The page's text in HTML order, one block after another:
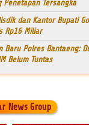
Penetapan Tersangka
dan Kantor Bupati
Rp16 Miliar
Baru Polres Bantaeng:
Belum Tuntas
News Group